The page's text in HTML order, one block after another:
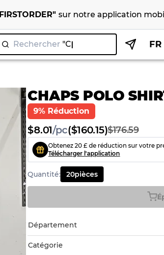
" sur notre application
Rechercher "Nike" FR
CHAPS POLO
9% Réduction
$8.01/pc($160.15)$176.59
Obtenez 20 £ de réduction sur votre
Télécharger l'application
Quantité: 20pièces
Département
Catégorie